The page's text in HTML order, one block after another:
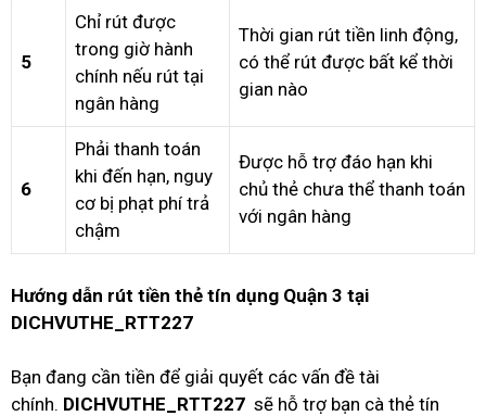
5
Chỉ rút được
trong giờ hành
chính nếu rút tại
ngân hàng
Thời gian rút tiền linh động,
có thể rút được bất kể thời
gian nào
6
Phải thanh toán
khi đến hạn, nguy
cơ bị phạt phí trả
chậm
Được hỗ trợ đáo hạn khi
chủ thẻ chưa thể thanh toán
với ngân hàng
Hướng dẫn rút tiền thẻ tín dụng Quận 3 tại
DICHVUTHE_RTT227
Bạn đang cần tiền để giải quyết các vấn đề tài
chính. DICHVUTHE_RTT227 sẽ hỗ trợ bạn cà thẻ tín